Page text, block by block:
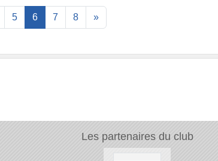
5 6 7 8 »
Les partenaires du club